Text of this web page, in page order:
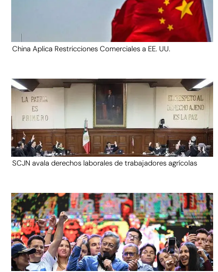
China Aplica Restricciones Comerciales a EE. UU.
SCJN avala derechos laborales de trabajadores agrícolas